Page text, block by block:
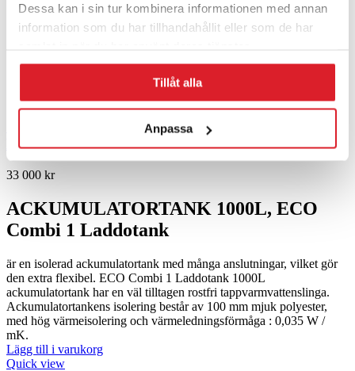
Dessa kan i sin tur kombinera informationen med annan
information som du har tillhandahållit eller som de har
Tillåt alla
Anpassa
1000L Ackumulatortank, ECO Combi 1 Laddotank
ErP
33 000 kr
ACKUMULATORTANK 1000L, ECO
Combi 1 Laddotank
är en isolerad ackumulatortank med många anslutningar, vilket gör
den extra flexibel. ECO Combi 1 Laddotank 1000L
ackumulatortank har en väl tilltagen rostfri tappvarmvattenslinga.
Ackumulatortankens isolering består av 100 mm mjuk polyester,
med hög värmeisolering och värmeledningsförmåga : 0,035 W /
mK.
Lägg till i varukorg
Quick view